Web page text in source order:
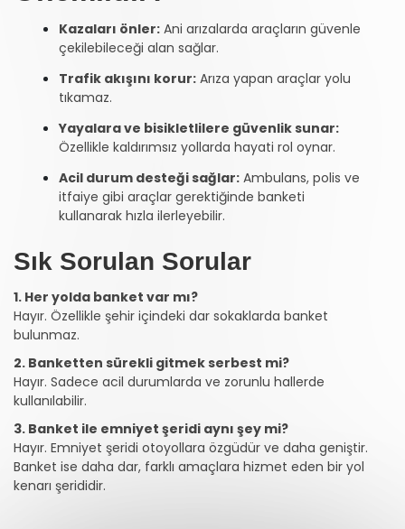
Kazaları önler: Ani arızalarda araçların güvenle
çekilebileceği alan sağlar.
Trafik akışını korur: Arıza yapan araçlar yolu
tıkamaz.
Yayalara ve bisikletlilere güvenlik sunar:
Özellikle kaldırımsız yollarda hayati rol oynar.
Acil durum desteği sağlar: Ambulans, polis ve
itfaiye gibi araçlar gerektiğinde banketi
kullanarak hızla ilerleyebilir.
Sık Sorulan Sorular
1. Her yolda banket var mı?
Hayır. Özellikle şehir içindeki dar sokaklarda banket
bulunmaz.
2. Banketten sürekli gitmek serbest mi?
Hayır. Sadece acil durumlarda ve zorunlu hallerde
kullanılabilir.
3. Banket ile emniyet şeridi aynı şey mi?
Hayır. Emniyet şeridi otoyollara özgüdür ve daha geniştir.
Banket ise daha dar, farklı amaçlara hizmet eden bir yol
kenarı şerididir.